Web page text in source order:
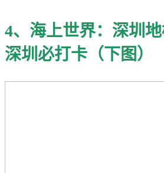
4、海上世界：深圳
深圳必打卡（下图）